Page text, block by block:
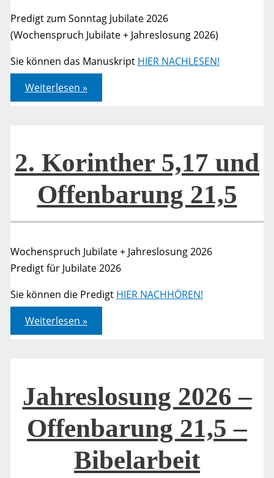
Predigt zum Sonntag Jubilate 2026
(Wochenspruch Jubilate + Jahreslosung 2026)
Sie können das Manuskript HIER NACHLESEN!
2.
Korinther
5,17
Weiterlesen »
2. Korinther 5,17 und
Offenbarung 21,5
Wochenspruch Jubilate + Jahreslosung 2026
Predigt für Jubilate 2026
Sie können die Predigt HIER NACHHÖREN!
2.
Korinther
5,17
Weiterlesen »
Jahreslosung 2026 –
Offenbarung 21,5 –
Bibelarbeit